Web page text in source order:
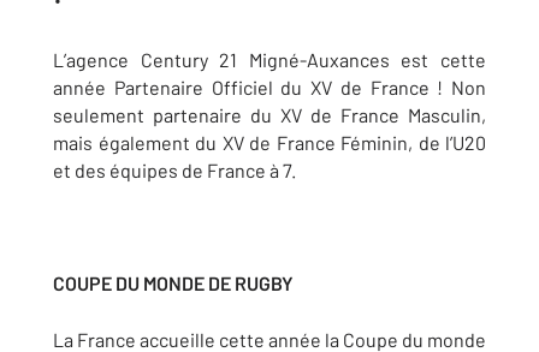
L’agence Century 21 Migné-Auxances est cette
année Partenaire Officiel du XV de France ! Non
seulement partenaire du XV de France Masculin,
mais également du XV de France Féminin, de l’U20
et des équipes de France à 7.
COUPE DU MONDE DE RUGBY
La France accueille cette année la Coupe du monde